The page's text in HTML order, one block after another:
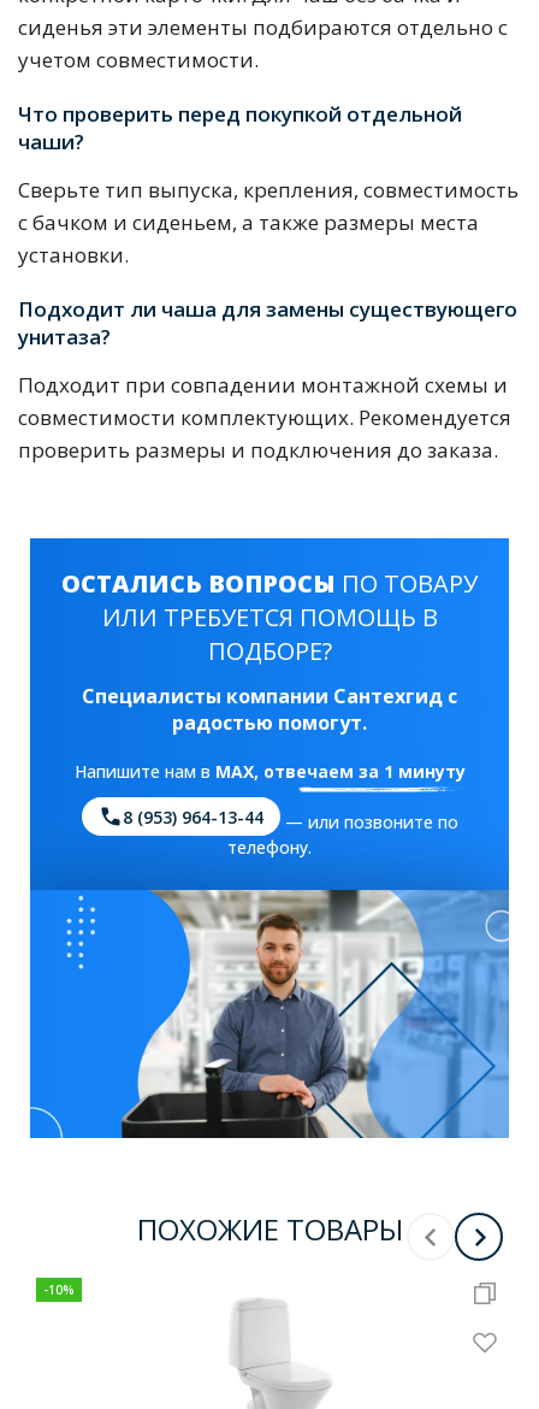
сиденья эти элементы подбираются отдельно с
учетом совместимости.
Что проверить перед покупкой отдельной
чаши?
Сверьте тип выпуска, крепления, совместимость
с бачком и сиденьем, а также размеры места
установки.
Подходит ли чаша для замены существующего
унитаза?
Подходит при совпадении монтажной схемы и
совместимости комплектующих. Рекомендуется
проверить размеры и подключения до заказа.
ОСТАЛИСЬ ВОПРОСЫ ПО ТОВАРУ
ИЛИ ТРЕБУЕТСЯ ПОМОЩЬ В
ПОДБОРЕ?
Специалисты компании Сантехгид с
радостью помогут.
Напишите нам в MAX, отвечаем за 1 минуту
8 (953) 964-13-44
— или позвоните по
телефону.
ПОХОЖИЕ ТОВАРЫ
-10%